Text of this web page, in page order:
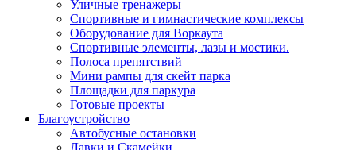
Уличные тренажеры
Спортивные и гимнастические комплексы
Оборудование для Воркаута
Спортивные элементы, лазы и мостики.
Полоса препятствий
Мини рампы для скейт парка
Площадки для паркура
Готовые проекты
Благоустройство
Автобусные остановки
Лавки и Скамейки